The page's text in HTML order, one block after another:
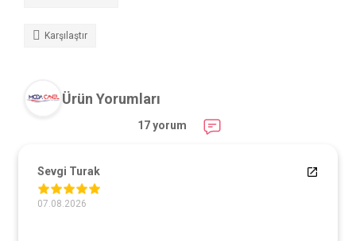
Karşılaştır
Ürün Yorumları
17 yorum
Sevgi Turak
07.08.2026